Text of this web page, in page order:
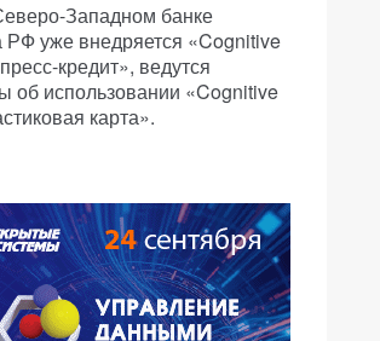
Западном банке
РФ уже внедряется «Cognitive
кредит», ведутся
об использовании «Cognitive
карта».